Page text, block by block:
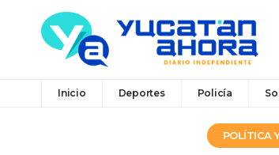
Inicio Deportes Policía
POLÍTICA